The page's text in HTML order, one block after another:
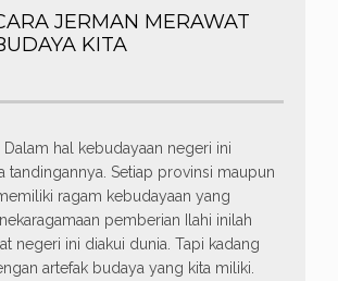
JERMAN MERAWAT
KITA
hal kebudayaan negeri ini
tandingannya. Setiap provinsi maupun
ragam kebudayaan yang
pemberian Ilahi inilah
negeri ini diakui dunia. Tapi kadang
artefak budaya yang kita miliki.